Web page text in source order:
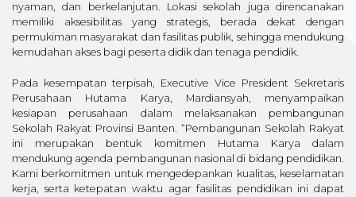
nyaman, dan berkelanjutan. Lokasi sekolah juga direncanakan
memiliki aksesibilitas yang strategis, berada dekat dengan
permukiman masyarakat dan fasilitas publik, sehingga mendukung
kemudahan akses bagi peserta didik dan tenaga pendidik.
Pada kesempatan terpisah, Executive Vice President Sekretaris
Perusahaan Hutama Karya, Mardiansyah, menyampaikan
kesiapan perusahaan dalam melaksanakan pembangunan
Sekolah Rakyat Provinsi Banten. “Pembangunan Sekolah Rakyat
ini merupakan bentuk komitmen Hutama Karya dalam
mendukung agenda pembangunan nasional di bidang pendidikan.
Kami berkomitmen untuk mengedepankan kualitas, keselamatan
kerja, serta ketepatan waktu agar fasilitas pendidikan ini dapat